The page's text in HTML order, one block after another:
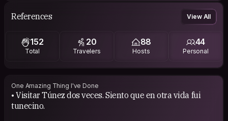
References View All
152
Total
20
Travelers
88
Hosts
44
Personal
One Amazing Thing I've Done
• Visitar Túnez dos veces. Siento que en otra vida fui
tunecino.